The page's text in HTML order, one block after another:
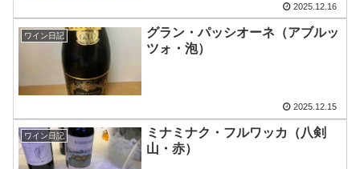
2025.12.16
ワイン日記
グラン・パッシオーネ（アブルッ
ツォ・泡）
2025.12.15
ワイン日記
ミナミナク・フルワッカ（八剣
山・赤）